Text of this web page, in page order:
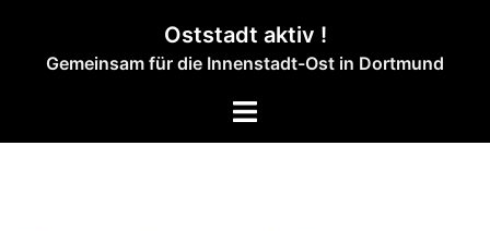
springen
Oststadt aktiv !
Gemeinsam für die Innenstadt-Ost in Dortmund
Menü